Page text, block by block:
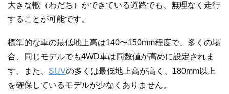
大きな轍（わだち）ができている道路でも、無理なく走行
することが可能です。
標準的な車の最低地上高は140〜150mm程度で、多くの場
合、同じモデルでも4WD車は同数値が高めに設定されま
す。また、 SUVの多くは最低地上高が高く、180mm以上
を確保しているモデルが少なくありません。